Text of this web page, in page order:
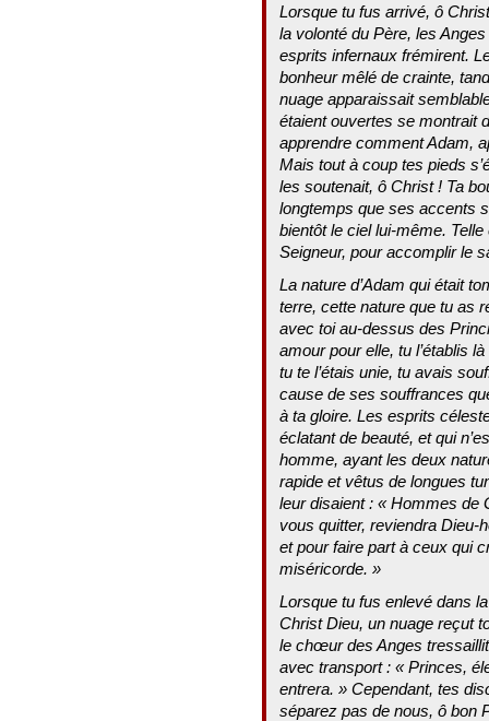
Lorsque tu fus arrivé, ô
la volonté du Père, les
esprits infernaux frémirent.
bonheur mêlé de crainte,
nuage apparaissait
étaient ouvertes se montrait
apprendre comment Adam,
Mais tout à coup tes pieds
les soutenait, ô Christ ! Ta
longtemps que ses accents
bientôt le ciel lui-même.
Seigneur, pour accomplir le
La nature d’Adam qui était
terre, cette nature que tu as
avec toi au-dessus des
amour pour elle, tu l’établis
tu te l’étais unie, tu avais
cause de ses souffrances
à ta gloire. Les esprits
éclatant de beauté, et qui
homme, ayant les deux
rapide et vêtus de longues
leur disaient : « Hommes de
vous quitter, reviendra
et pour faire part à ceux qui
miséricorde. »
Lorsque tu fus enlevé dans
Christ Dieu, un nuage reçut
le chœur des Anges
avec transport : « Princes,
entrera. » Cependant, tes
séparez pas de nous, ô bon